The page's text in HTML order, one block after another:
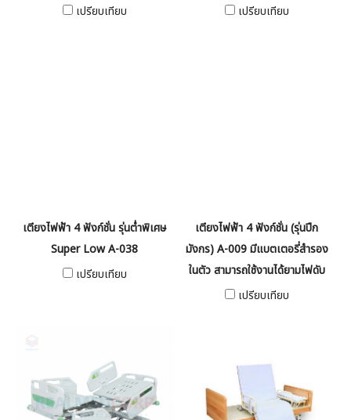
เปรียบเทียบ เปรียบเทียบ
เตียงไฟฟ้า 4 ฟังก์ชั่น รุ่นต่ำพิเศษ
Super Low A-038
เปรียบเทียบ
เตียงไฟฟ้า 4 ฟังก์ชั่น (รุ่นปีก
มังกร) A-009 มีแบตเตอรี่สำรอง
ในตัว สามารถใช้งานได้ยามไฟดับ
เปรียบเทียบ